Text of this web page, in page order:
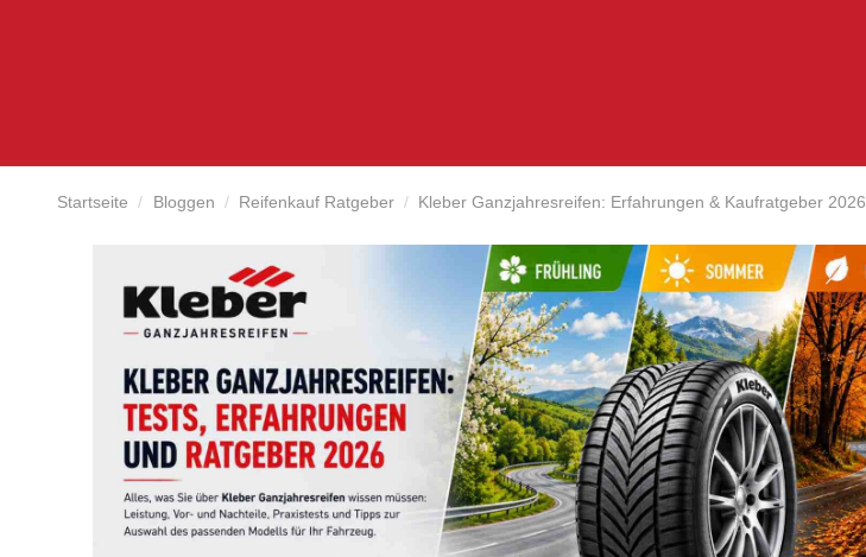
Startseite Bloggen Reifenkauf Ratgeber Kleber Ganzjahresreifen: Erfahrungen & Kaufratgeber 2026